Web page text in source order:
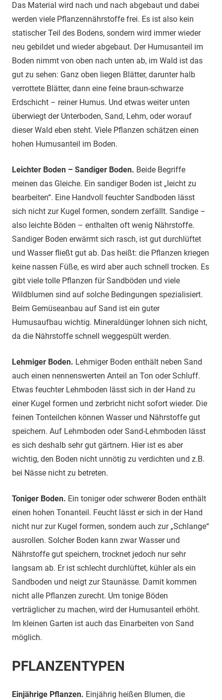
Das Material wird nach und nach abgebaut und dabei
werden viele Pflanzennährstoffe frei. Es ist also kein
statischer Teil des Bodens, sondern wird immer wieder
neu gebildet und wieder abgebaut. Der Humusanteil im
Boden nimmt von oben nach unten ab, im Wald ist das
gut zu sehen: Ganz oben liegen Blätter, darunter halb
verrottete Blätter, dann eine feine braun-schwarze
Erdschicht – reiner Humus. Und etwas weiter unten
überwiegt der Unterboden, Sand, Lehm, oder worauf
dieser Wald eben steht. Viele Pflanzen schätzen einen
hohen Humusanteil im Boden.
Leichter Boden – Sandiger Boden. Beide Begriffe
meinen das Gleiche. Ein sandiger Boden ist „leicht zu
bearbeiten“. Eine Handvoll feuchter Sandboden lässt
sich nicht zur Kugel formen, sondern zerfällt. Sandige –
also leichte Böden – enthalten oft wenig Nährstoffe.
Sandiger Boden erwärmt sich rasch, ist gut durchlüftet
und Wasser fließt gut ab. Das heißt: die Pflanzen kriegen
keine nassen Füße, es wird aber auch schnell trocken. Es
gibt viele tolle Pflanzen für Sandböden und viele
Wildblumen sind auf solche Bedingungen spezialisiert.
Beim Gemüseanbau auf Sand ist ein guter
Humusaufbau wichtig. Mineraldünger lohnen sich nicht,
da die Nährstoffe schnell weggespült werden.
Lehmiger Boden. Lehmiger Boden enthält neben Sand
auch einen nennenswerten Anteil an Ton oder Schluff.
Etwas feuchter Lehmboden lässt sich in der Hand zu
einer Kugel formen und zerbricht nicht sofort wieder. Die
feinen Tonteilchen können Wasser und Nährstoffe gut
speichern. Auf Lehmboden oder Sand-Lehmboden lässt
es sich deshalb sehr gut gärtnern. Hier ist es aber
wichtig, den Boden nicht unnötig zu verdichten und z.B.
bei Nässe nicht zu betreten.
Toniger Boden. Ein toniger oder schwerer Boden enthält
einen hohen Tonanteil. Feucht lässt er sich in der Hand
nicht nur zur Kugel formen, sondern auch zur „Schlange“
ausrollen. Solcher Boden kann zwar Wasser und
Nährstoffe gut speichern, trocknet jedoch nur sehr
langsam ab. Er ist schlecht durchlüftet, kühler als ein
Sandboden und neigt zur Staunässe. Damit kommen
nicht alle Pflanzen zurecht. Um tonige Böden
verträglicher zu machen, wird der Humusanteil erhöht.
Im kleinen Garten ist auch das Einarbeiten von Sand
möglich.
PFLANZENTYPEN
Einjährige Pflanzen. Einjährig heißen Blumen, die